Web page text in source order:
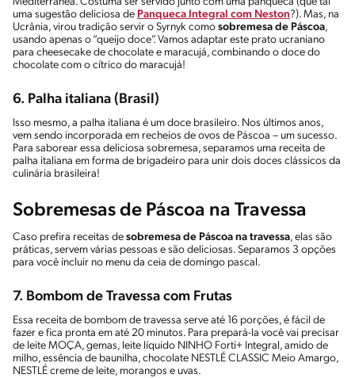
uma sugestão deliciosa de Panqueca Integral com Neston?). Mas, na
Ucrânia, virou tradição servir o Syrnyk como sobremesa de Páscoa,
usando apenas o “queijo doce”. Vamos adaptar este prato ucraniano
para cheesecake de chocolate e maracujá, combinando o doce do
chocolate com o cítrico do maracujá!
6. Palha italiana (Brasil)
Isso mesmo, a palha italiana é um doce brasileiro. Nos últimos anos,
vem sendo incorporada em recheios de ovos de Páscoa – um sucesso.
Para saborear essa deliciosa sobremesa, separamos uma receita de
palha italiana em forma de brigadeiro para unir dois doces clássicos da
culinária brasileira!
Sobremesas de Páscoa na Travessa
Caso prefira receitas de sobremesa de Páscoa na travessa, elas são
práticas, servem várias pessoas e são deliciosas. Separamos 3 opções
para você incluir no menu da ceia de domingo pascal.
7. Bombom de Travessa com Frutas
Essa receita de bombom de travessa serve até 16 porções, é fácil de
fazer e fica pronta em até 20 minutos. Para prepará-la você vai precisar
de leite MOÇA, gemas, leite líquido NINHO Forti+ Integral, amido de
milho, essência de baunilha, chocolate NESTLÉ CLASSIC Meio Amargo,
NESTLÉ creme de leite, morangos e uvas.